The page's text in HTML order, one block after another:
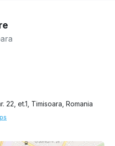
22, et.1, Timisoara, Romania